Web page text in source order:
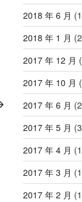
2018 年 6 月
2018 年 1 月
2017 年 12 月
2017 年 10 月
2017 年 6 月
2017 年 5 月
2017 年 4 月
2017 年 3 月
2017 年 2 月